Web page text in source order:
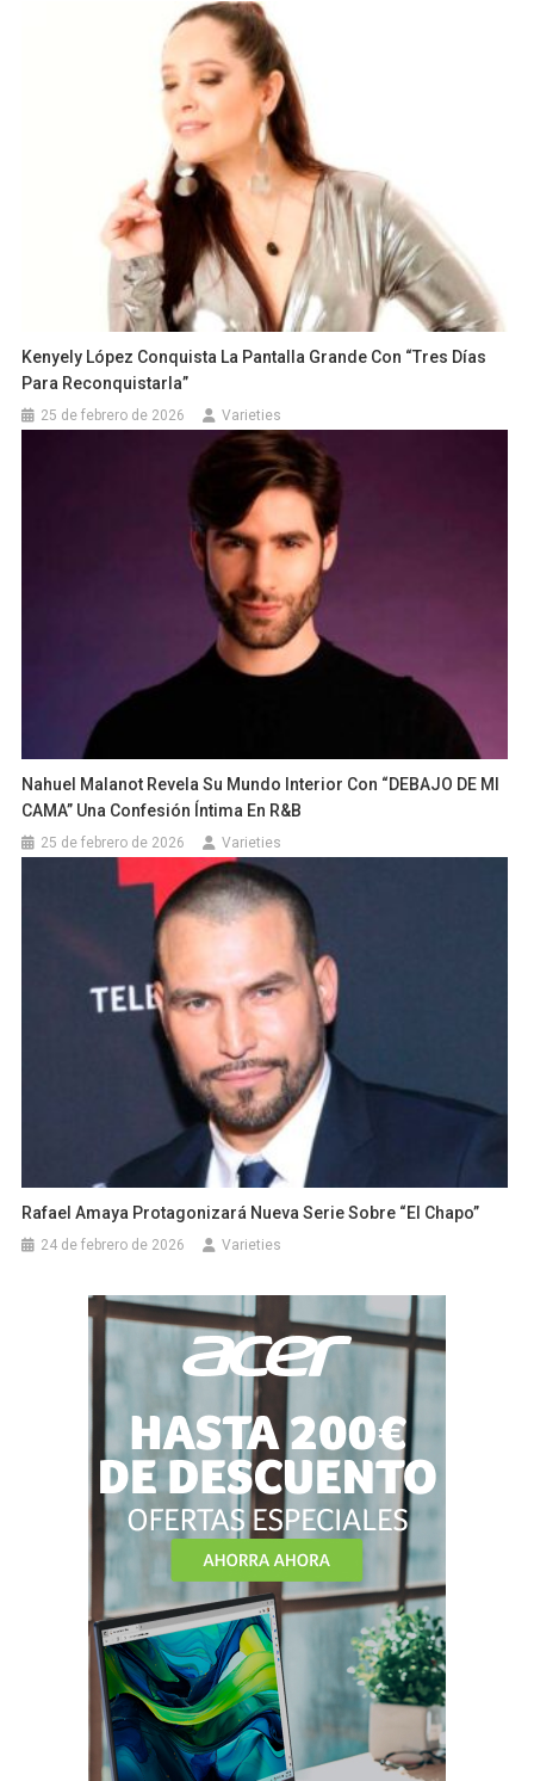
Kenyely López Conquista La Pantalla Grande Con “Tres Días
Para Reconquistarla”
25 de febrero de 2026 Varieties
Nahuel Malanot Revela Su Mundo Interior Con “DEBAJO DE MI
CAMA” Una Confesión Íntima En R&B
25 de febrero de 2026 Varieties
Rafael Amaya Protagonizará Nueva Serie Sobre “El Chapo”
24 de febrero de 2026 Varieties